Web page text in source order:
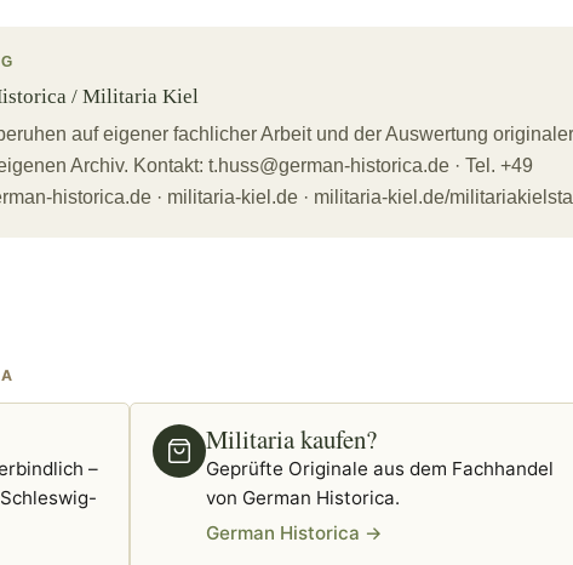
/ Militaria Kiel
auf eigener fachlicher Arbeit und der Auswertung
Archiv. Kontakt: t.huss@german-historica.de · Tel. +49
historica.de · militaria-kiel.de · militaria-kiel.de/
–
Militaria kaufen?
Geprüfte Originale aus dem Fachhandel
von German Historica.
German Historica →